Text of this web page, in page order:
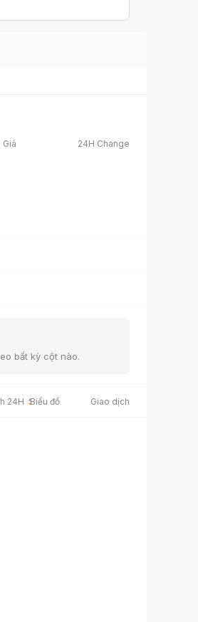
Giá 24H Change
bất kỳ cột nào.
24H Biểu đồ Giao dịch